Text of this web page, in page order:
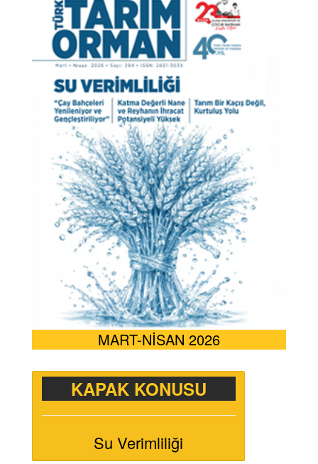
MART-NİSAN 2026
KAPAK KONUSU
Su Verimliliği